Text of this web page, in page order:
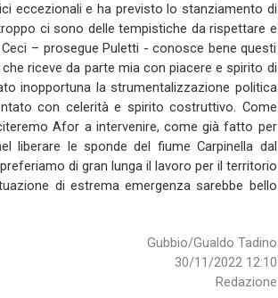
eccezionali e ha previsto lo stanziamento di
ci sono delle tempistiche da rispettare e
– prosegue Puletti - conosce bene questi
riceve da parte mia con piacere e spirito di
inopportuna la strumentalizzazione politica
con celerità e spirito costruttivo. Come
Afor a intervenire, come già fatto per
liberare le sponde del fiume Carpinella dal
di gran lunga il lavoro per il territorio
di estrema emergenza sarebbe bello
Gubbio/Gualdo Tadino
30/11/2022 12:10
Redazione